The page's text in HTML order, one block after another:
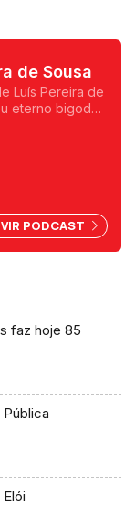
de Sousa
Luís Pereira de
eterno bigode?
fazer
e o
PODCAST
faz hoje 85
Pública